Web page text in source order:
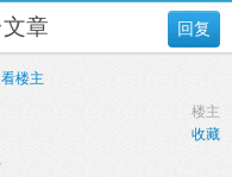
回复
章
楼主
楼主
收藏